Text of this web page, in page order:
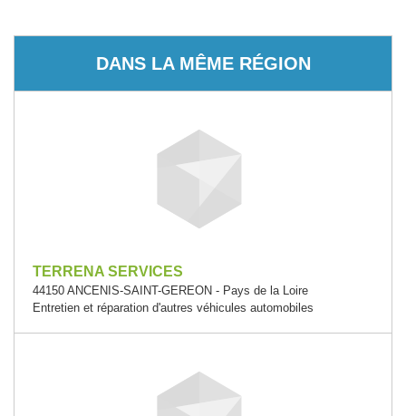
DANS LA MÊME RÉGION
TERRENA SERVICES
44150 ANCENIS-SAINT-GEREON - Pays de la Loire
Entretien et réparation d'autres véhicules automobiles